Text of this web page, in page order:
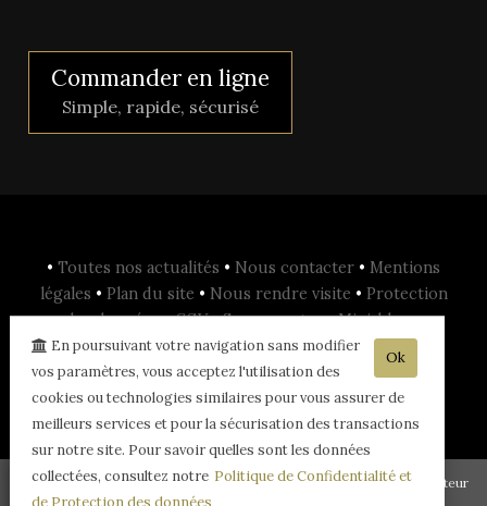
Commander en ligne
Simple, rapide, sécurisé
• Toutes nos actualités • Nous contacter • Mentions
légales • Plan du site • Nous rendre visite • Protection
des données•CGV•Se connecter•Mini-blog•
planOpen•
modération - La vente d'alcool est interdite aux mineurs de -18ans -
© 2003-2026 Champagne Jean COMYN -Réalisation enovanet-
Moteur
Ok
En poursuivant votre navigation sans modifier
vos paramètres, vous acceptez l'utilisation des
cookies ou technologies similaires pour vous assurer de
meilleurs services et pour la sécurisation des transactions
sur notre site. Pour savoir quelles sont les données
collectées, consultez notre Politique de Confidentialité et
de Protection des données